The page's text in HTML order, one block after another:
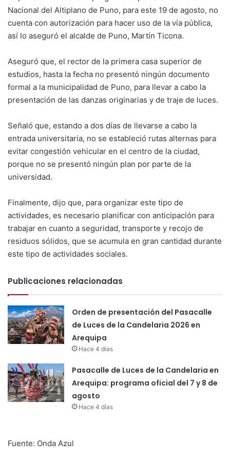
Nacional del Altiplano de Puno, para este 19 de agosto, no
cuenta con autorización para hacer uso de la vía pública,
así lo aseguró el alcalde de Puno, Martín Ticona.
Aseguró que, el rector de la primera casa superior de
estudios, hasta la fecha no presentó ningún documento
formal a la municipalidad de Puno, para llevar a cabo la
presentación de las danzas originarias y de traje de luces.
Señaló que, estando a dos días de llevarse a cabo la
entrada universitaria, no se estableció rutas alternas para
evitar congestión vehicular en el centro de la ciudad,
porque no se presentó ningún plan por parte de la
universidad.
Finalmente, dijo que, para organizar este tipo de
actividades, es necesario planificar con anticipación para
trabajar en cuanto a seguridad, transporte y recojo de
residuos sólidos, que se acumula en gran cantidad durante
este tipo de actividades sociales.
Publicaciones relacionadas
Orden de presentación del Pasacalle
de Luces de la Candelaria 2026 en
Arequipa
Hace 4 días
Pasacalle de Luces de la Candelaria en
Arequipa: programa oficial del 7 y 8 de
agosto
Hace 4 días
Fuente: Onda Azul